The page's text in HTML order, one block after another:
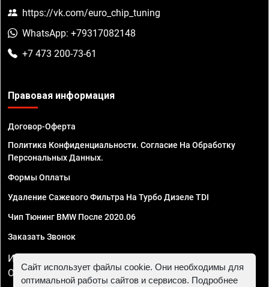
https://vk.com/euro_chip_tuning
WhatsApp: +79317082148
+7 473 200-73-61
Правовая информация
Договор-Оферта
Политика Конфиденциальности. Согласие На Обработку
Персональных Данных.
Формы Оплаты
Удаление Сажевого Фильтра На Турбо Дизеле TDI
Чип Тюнинг BMW После 2020.06
Заказать Звонок
ИП Смирнов Георгий Павлович. ИНН 781302555843,
ОГРНИП 324470400032610
Сайт использует файлы cookie. Они необходимы для
оптимальной работы сайтов и сервисов. Подробнее